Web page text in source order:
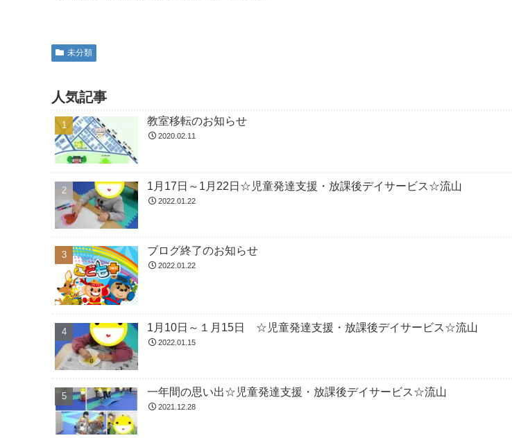
未分類
人気記事
教室移転のお知らせ
2020.02.11
1月17日～1月22日☆児童発達支援・放課後デイサービス☆流山
2022.01.22
ブログ終了のお知らせ
2022.01.22
1月10日～１月15日 ☆児童発達支援・放課後デイサービス☆流山
2022.01.15
一年間の思い出☆児童発達支援・放課後デイサービス☆流山
2021.12.28